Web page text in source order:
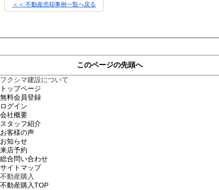
＜＜ 不動産売却事例一覧へ戻る
このページの先頭へ
フクシマ建設について
トップページ
無料会員登録
ログイン
会社概要
スタッフ紹介
お客様の声
お知らせ
来店予約
総合問い合わせ
サイトマップ
不動産購入
不動産購入TOP